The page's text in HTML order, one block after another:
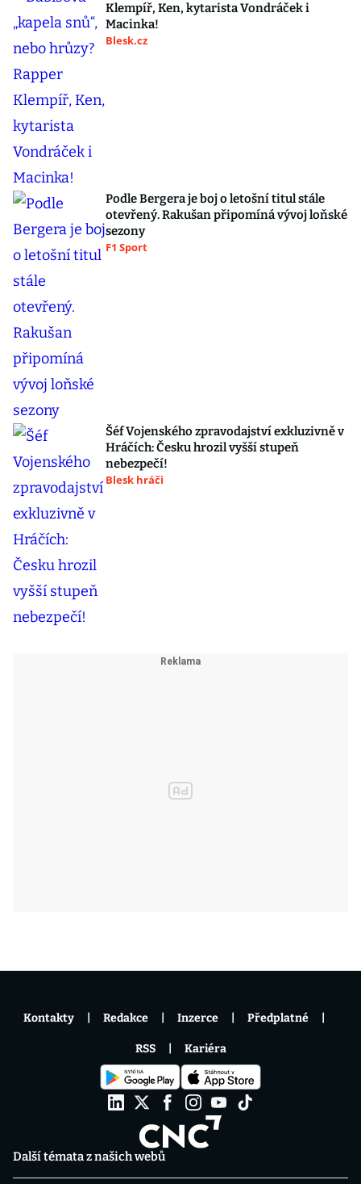
Klempíř, Ken, kytarista Vondráček i
Macinka!
Blesk.cz
Podle Bergera je boj o letošní titul stále
otevřený. Rakušan připomíná vývoj loňské
sezony
F1 Sport
Šéf Vojenského zpravodajství exkluzivně v
Hráčích: Česku hrozil vyšší stupeň
nebezpečí!
Blesk hráči
Další témata z našich webů
Kontakty Redakce Inzerce Předplatné
RSS Kariéra